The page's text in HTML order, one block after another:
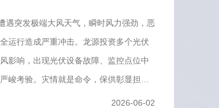
遇突发极端大风天气，瞬时风力强劲，恶
运行造成严重冲击。龙源投资多个光伏
影响，出现光伏设备故障、监控点位中
峻考验。灾情就是命令，保供彰显担
2026-06-02